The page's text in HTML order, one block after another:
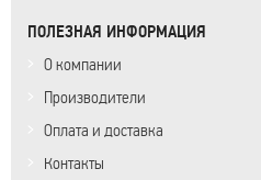
ПОЛЕЗНАЯ ИНФОРМАЦИЯ
О компании
Производители
Оплата и доставка
Контакты